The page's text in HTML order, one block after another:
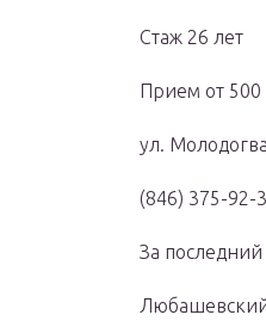
Стаж 26 лет
Прием от 500
ул.
(846) 375-92-
За последний